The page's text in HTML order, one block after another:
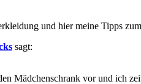
und hier meine Tipps
sagt:
Mädchenschrank vor und ich